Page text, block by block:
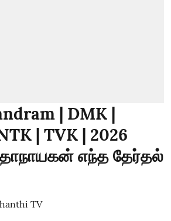
| DMK |
| TVK | 2026
எந்த தேர்தல்
TV